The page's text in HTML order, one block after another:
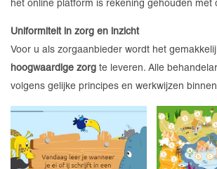
het online platform is rekening gehouden met
Uniformiteit in zorg en inzicht
Voor u als zorgaanbieder wordt het
hoogwaardige zorg te leveren. Alle
volgens gelijke principes en werkwijzen